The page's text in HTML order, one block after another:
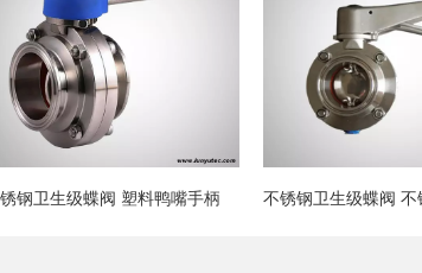
不锈钢卫生级蝶阀 不锈钢鸭嘴手柄 不锈钢卫生级内外